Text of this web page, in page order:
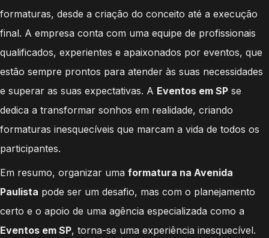
formaturas, desde a criação do conceito até a execução
final. A empresa conta com uma equipe de profissionais
qualificados, experientes e apaixonados por eventos, que
estão sempre prontos para atender às suas necessidades
e superar as suas expectativas. A Eventos em SP se
dedica a transformar sonhos em realidade, criando
formaturas inesquecíveis que marcam a vida de todos os
participantes.
Em resumo, organizar uma formatura na Avenida
Paulista pode ser um desafio, mas com o planejamento
certo e o apoio de uma agência especializada como a
Eventos em SP, torna-se uma experiência inesquecível.